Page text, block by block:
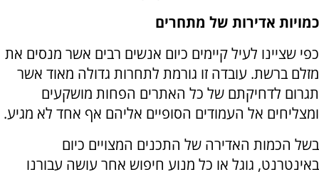
כמויות אדירות של מתחרים
כפי שציינו לעיל קיימים כיום אנשים רבים אשר מנסים את
מזלם ברשת. עובדה זו גורמת לתחרות גדולה מאוד אשר
תגרום לדחיקתם של כל האתרים הפחות מושקעים
ומצליחים אל העמודים הסופיים אליהם אף אחד לא מגיע.
בשל הכמות האדירה של התכנים המצויים כיום
באינטרנט, גוגל או כל מנוע חיפוש אחר עושה עבורנו